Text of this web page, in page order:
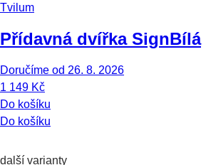
Tvilum
Přídavná dvířka SignBílá
Doručíme od 26. 8. 2026
1 149 Kč
Do košíku
Do košíku
další varianty